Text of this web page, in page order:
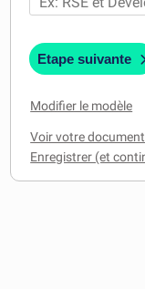
Etape suivante
Modifier le modèle
Voir votre document